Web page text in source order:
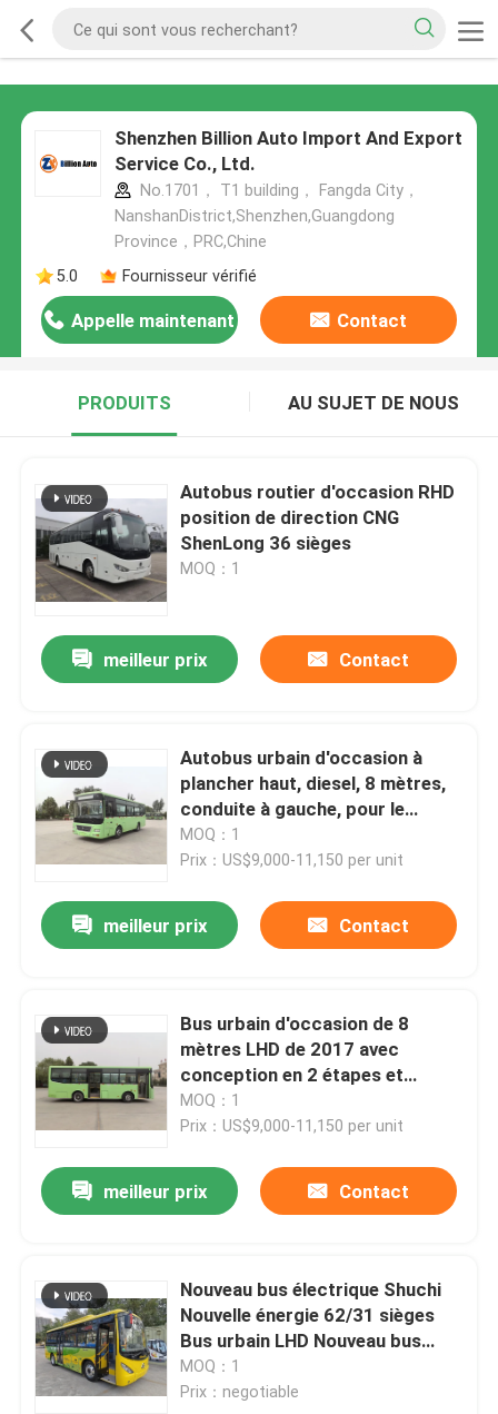
Shenzhen Billion Auto Import And Export
Service Co., Ltd.
No.1701， T1 building， Fangda City，
NanshanDistrict,Shenzhen,Guangdong
Province，PRC,Chine
5.0
Fournisseur vérifié
Appelle maintenant Contact
PRODUITS AU SUJET DE NOUS
Autobus routier d'occasion RHD
position de direction CNG
ShenLong 36 sièges
MOQ：1
meilleur prix Contact
Autobus urbain d'occasion à
plancher haut, diesel, 8 mètres,
conduite à gauche, pour le
transport public
MOQ：1
Prix：US$9,000-11,150 per unit
meilleur prix Contact
Bus urbain d'occasion de 8
mètres LHD de 2017 avec
conception en 2 étapes et
cylindrée de 3800 ml
MOQ：1
Prix：US$9,000-11,150 per unit
meilleur prix Contact
Nouveau bus électrique Shuchi
Nouvelle énergie 62/31 sièges
Bus urbain LHD Nouveau bus
électrique Bus de transport
public
MOQ：1
Prix：negotiable